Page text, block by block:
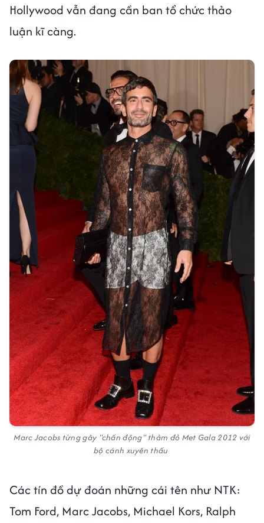
Hollywood vẫn đang cần ban tổ chức thảo
luận kĩ càng.
Marc Jacobs từng gây "chấn động" thảm đỏ Met Gala 2012 với
bộ cánh xuyên thấu
Các tín đồ dự đoán những cái tên như NTK:
Tom Ford, Marc Jacobs, Michael Kors, Ralph